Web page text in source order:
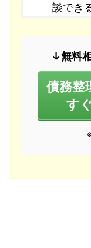
談でき
↓無料
債務整
す